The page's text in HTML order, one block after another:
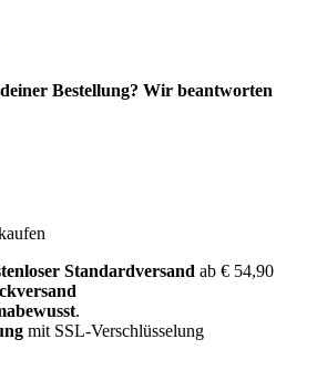
Bestellung? Wir beantworten
Standardversand ab € 54,90
.
mit SSL-Verschlüsselung